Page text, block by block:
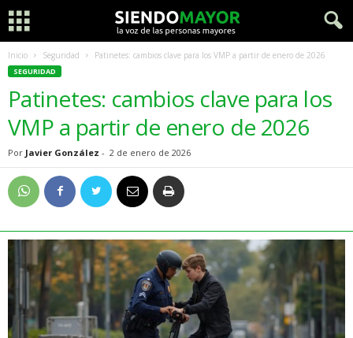
Inicio Seguridad Patinetes: cambios clave para los VMP a partir de enero de 2026
SEGURIDAD
Patinetes: cambios clave para los
VMP a partir de enero de 2026
Por Javier González - 2 de enero de 2026